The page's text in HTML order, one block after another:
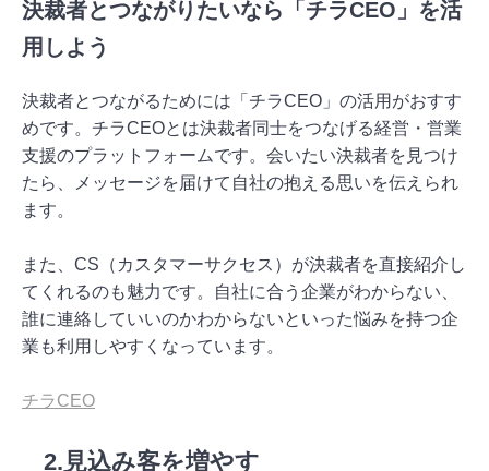
決裁者とつながりたいなら「チラCEO」を活
用しよう
決裁者とつながるためには「チラCEO」の活用がおすす
めです。チラCEOとは決裁者同士をつなげる経営・営業
支援のプラットフォームです。会いたい決裁者を見つけ
たら、メッセージを届けて自社の抱える思いを伝えられ
ます。
また、CS（カスタマーサクセス）が決裁者を直接紹介し
てくれるのも魅力です。自社に合う企業がわからない、
誰に連絡していいのかわからないといった悩みを持つ企
業も利用しやすくなっています。
チラCEO
2.見込み客を増やす